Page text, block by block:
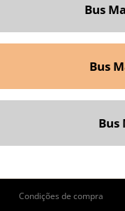
Bus
Bus
Bus
Condições de compra